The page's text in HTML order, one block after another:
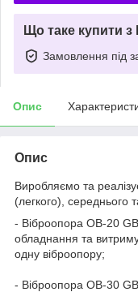
Що таке купити
Замовлення під
Опис
Опис
Виробляємо та
(легкого), середнього
- Віброопора ОВ-20
обладнання та
одну віброопору;
- Віброопора ОВ-30